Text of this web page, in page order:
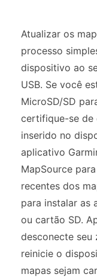
Atualizar os
processo
dispositivo ao
USB. Se você
MicroSD/SD
certifique-se de
inserido no
aplicativo
MapSource
recentes dos
para instalar as
ou cartão SD.
desconecte seu
reinicie o
mapas sejam